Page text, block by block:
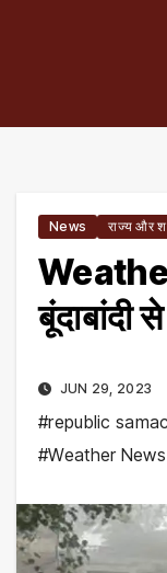
News राज्य और
बूंदाबांदी
JUN 29, 2023
#republic
#Weather News